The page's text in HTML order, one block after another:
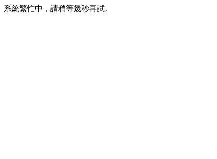
系統繁忙中，請稍等幾秒再試。